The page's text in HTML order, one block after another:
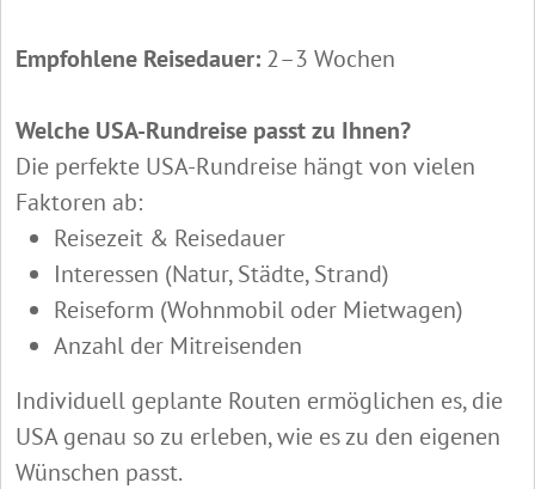
Empfohlene Reisedauer: 2–3 Wochen
Welche USA-Rundreise passt zu Ihnen?
Die perfekte USA-Rundreise hängt von vielen
Faktoren ab:
Reisezeit & Reisedauer
Interessen (Natur, Städte, Strand)
Reiseform (Wohnmobil oder Mietwagen)
Anzahl der Mitreisenden
Individuell geplante Routen ermöglichen es, die
USA genau so zu erleben, wie es zu den eigenen
Wünschen passt.